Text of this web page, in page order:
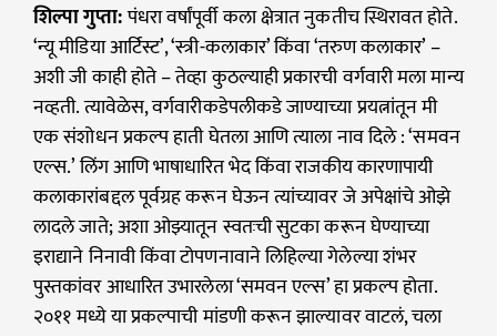
शिल्पा गुप्ता:पंधरा वर्षांपूर्वी कला क्षेत्रात नुकतीच स्थिरावत होते.
‘न्यू मीडिया आर्टिस्ट’, ‘स्त्री-कलाकार’ किंवा ‘तरुण कलाकार’ –
अशी जी काही होते – तेव्हा कुठल्याही प्रकारची वर्गवारी मला मान्य
नव्हती. त्यावेळेस, वर्गवारीकडेपलीकडे जाण्याच्या प्रयत्नांतून मी
एक संशोधन प्रकल्प हाती घेतला आणि त्याला नाव दिले : ‘समवन
एल्स.’ लिंग आणि भाषाधारित भेद किंवा राजकीय कारणापायी
कलाकारांबद्दल पूर्वग्रह करून घेऊन त्यांच्यावर जे अपेक्षांचे ओझे
लादले जाते; अशा ओझ्यातून स्वतःची सुटका करून घेण्याच्या
इराद्याने निनावी किंवा टोपणनावाने लिहिल्या गेलेल्या शंभर
पुस्तकांवर आधारित उभारलेला ‘समवन एल्स’ हा प्रकल्प होता.
२०११ मध्ये या प्रकल्पाची मांडणी करून झाल्यावर वाटलं, चला